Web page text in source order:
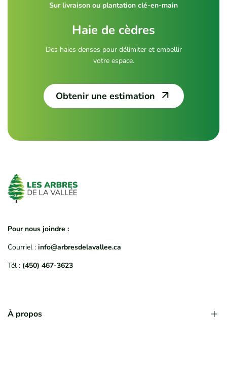
Sur livraison ou plantation clé-en-main
Haie de cèdres
Des haies denses pour délimiter et embellir
votre espace.
Obtenir une estimation
Pour nous joindre :
Courriel : info@arbresdelavallee.ca
Tél : (450) 467-3623
À propos